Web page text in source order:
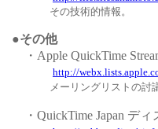
その技術的情報。
●その他
・Apple QuickTime
http://
メーリングリストの討
・QuickTime Japan ディ